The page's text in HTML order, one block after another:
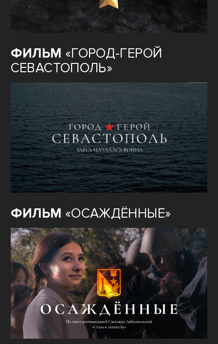
ФИЛЬМ «ГОРОД-ГЕРОЙ
СЕВАСТОПОЛЬ»
ФИЛЬМ «ОСАЖДЁННЫЕ»